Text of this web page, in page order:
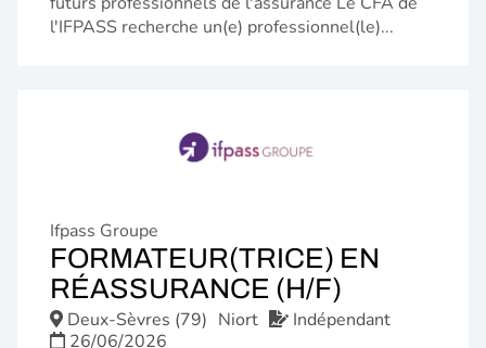
l'IFPASS recherche un(e) professionnel(le)...
Ifpass Groupe
FORMATEUR(TRICE) EN
RÉASSURANCE (H/F)
FENÊTRE)
Deux-Sèvres (79) Niort
Indépendant
26/06/2026